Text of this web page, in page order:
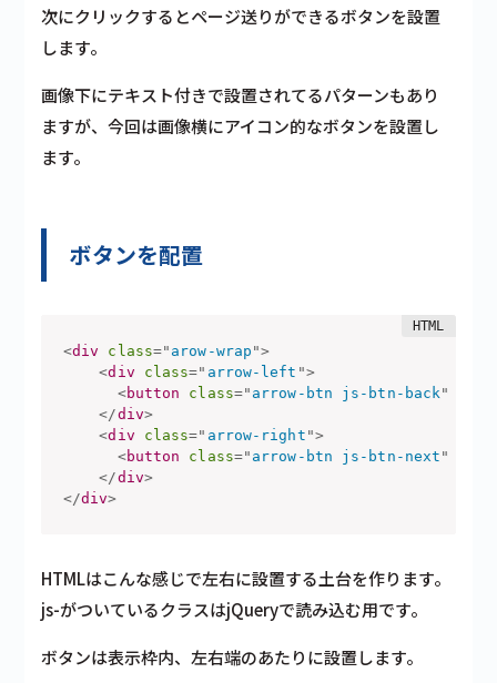
次にクリックするとページ送りができるボタンを設置
します。
画像下にテキスト付きで設置されてるパターンもあり
ますが、今回は画像横にアイコン的なボタンを設置し
ます。
ボタンを配置
<div class=" arow-wrap ">
<div class=" arrow-left ">
<button class=" arrow-btn js-btn-back "
</div>
<div class=" arrow-right ">
<button class=" arrow-btn js-btn-next "
</div>
</div>
HTMLはこんな感じで左右に設置する土台を作ります。
js-がついているクラスはjQueryで読み込む用です。
ボタンは表示枠内、左右端のあたりに設置します。